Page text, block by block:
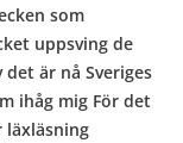
som
uppsving de
är nå Sveriges
ihåg mig För det
läxläsning